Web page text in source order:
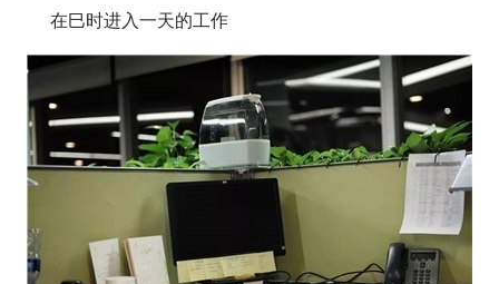
在巳时进入一天的工作